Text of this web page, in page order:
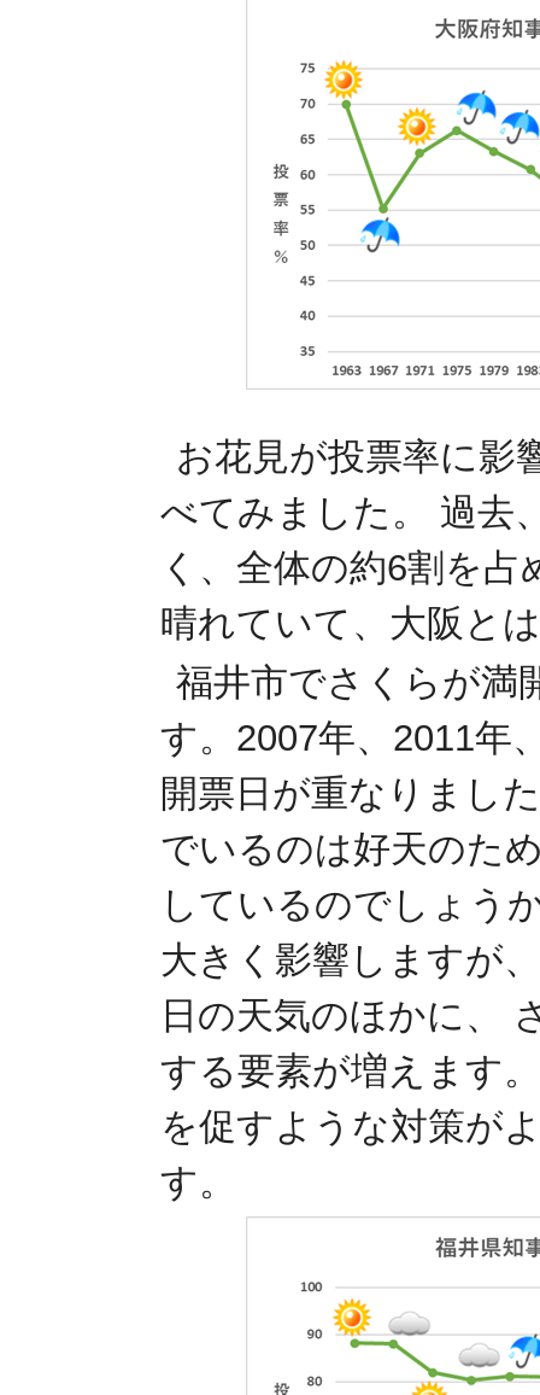
お花見が投票率に影
べてみました。 過去
く、全体の約6割を
晴れていて、大阪と
福井市でさくらが満
す。2007年、2011年
開票日が重なりまし
でいるのは好天のた
しているのでしょう
大きく影響しますが
日の天気のほかに、
する要素が増えます
を促すような対策が
す。